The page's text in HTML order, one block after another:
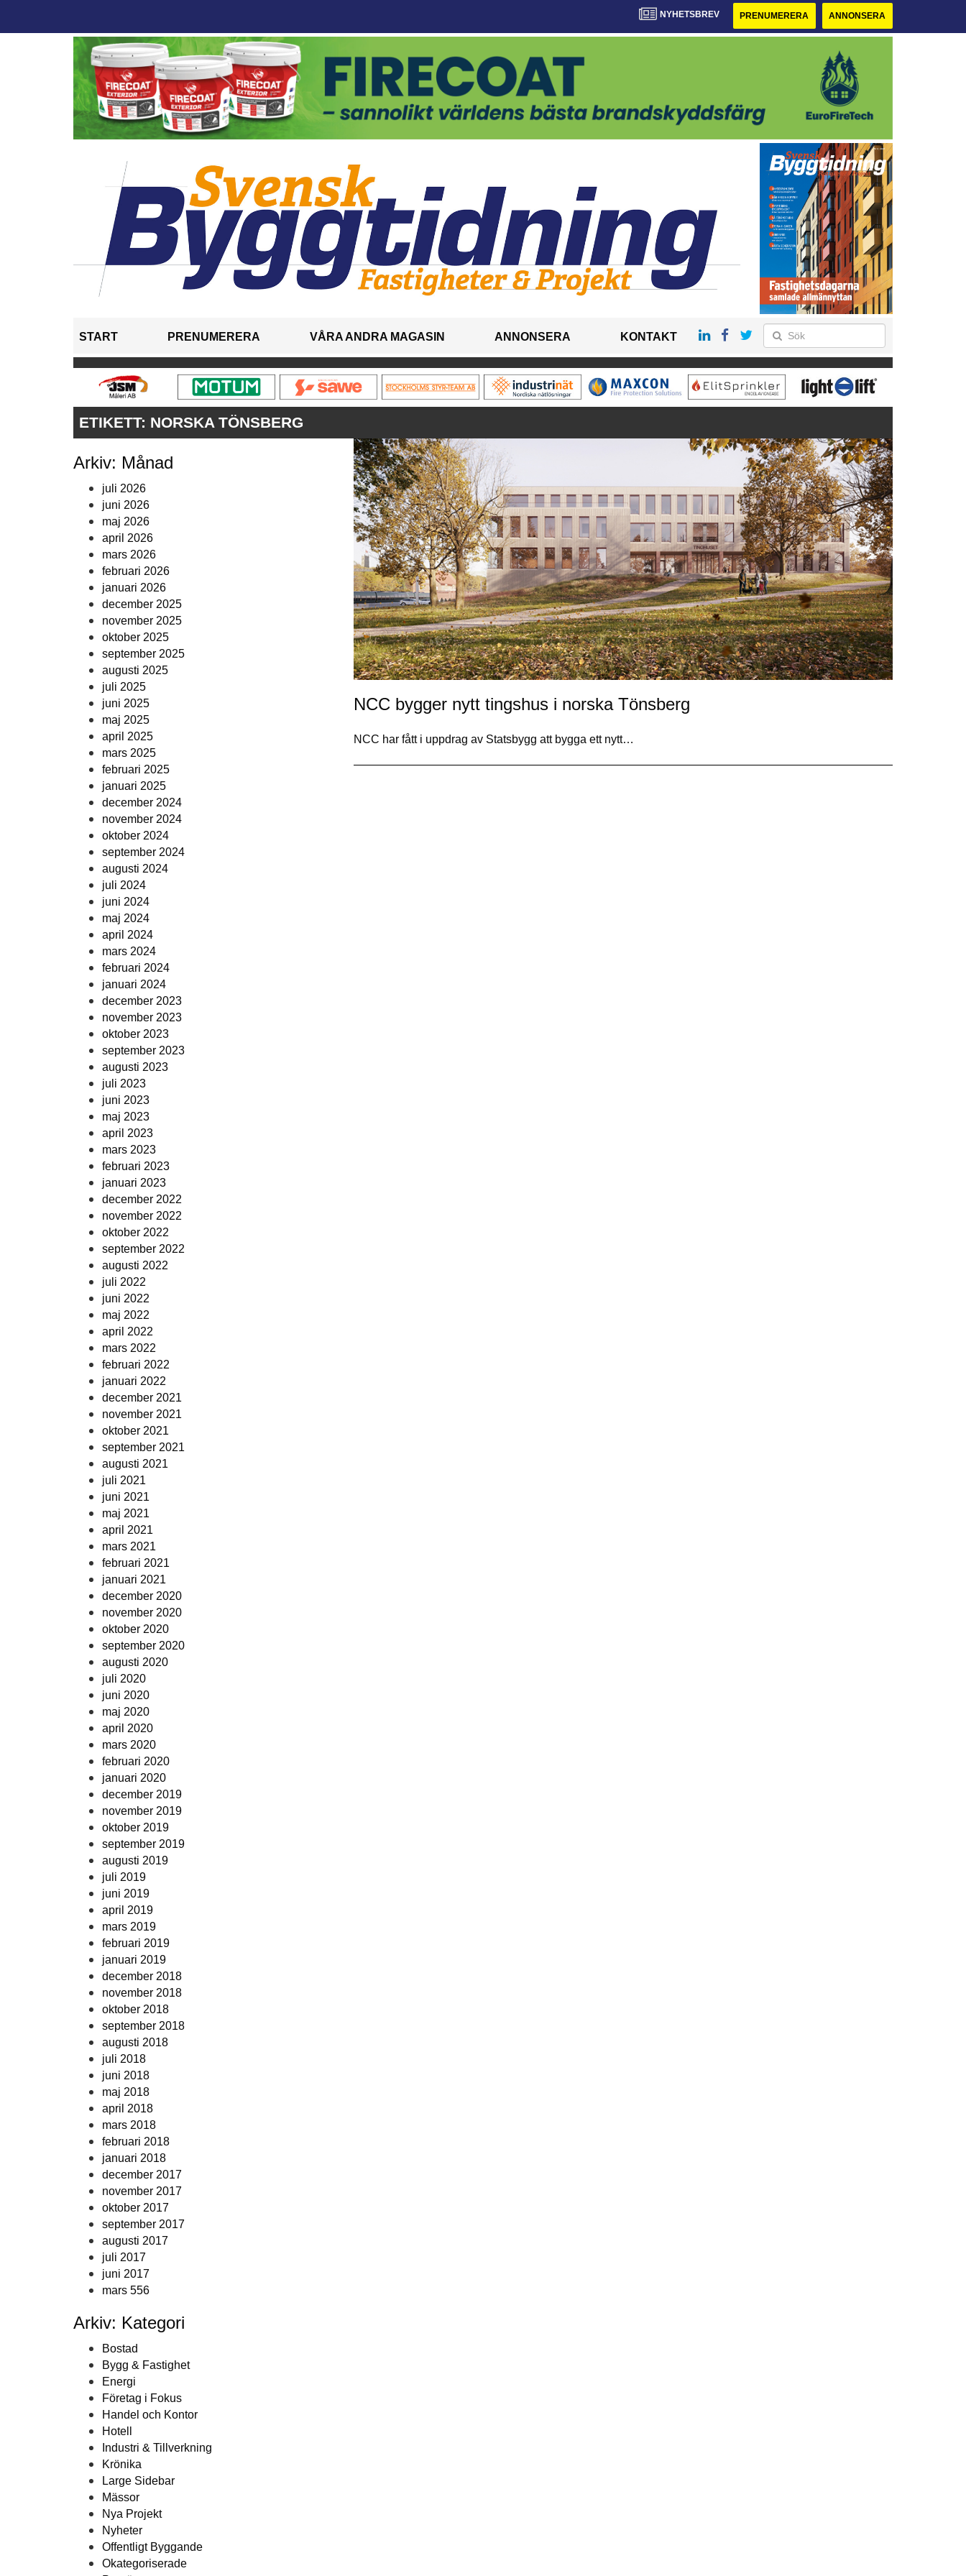
NYHETSBREV PRENUMERERA ANNONSERA
START PRENUMERERA VÅRA ANDRA MAGASIN ANNONSERA KONTAKT
ETIKETT: NORSKA TÖNSBERG
Arkiv: Månad
juli 2026
juni 2026
maj 2026
april 2026
mars 2026
februari 2026
januari 2026
december 2025
november 2025
oktober 2025
september 2025
augusti 2025
juli 2025
juni 2025
maj 2025
april 2025
mars 2025
februari 2025
januari 2025
december 2024
november 2024
oktober 2024
september 2024
augusti 2024
juli 2024
juni 2024
maj 2024
april 2024
mars 2024
februari 2024
januari 2024
december 2023
november 2023
oktober 2023
september 2023
augusti 2023
juli 2023
juni 2023
maj 2023
april 2023
mars 2023
februari 2023
januari 2023
december 2022
november 2022
oktober 2022
september 2022
augusti 2022
juli 2022
juni 2022
maj 2022
april 2022
mars 2022
februari 2022
januari 2022
december 2021
november 2021
oktober 2021
september 2021
augusti 2021
juli 2021
juni 2021
maj 2021
april 2021
mars 2021
februari 2021
januari 2021
december 2020
november 2020
oktober 2020
september 2020
augusti 2020
juli 2020
juni 2020
maj 2020
april 2020
mars 2020
februari 2020
januari 2020
december 2019
november 2019
oktober 2019
september 2019
augusti 2019
juli 2019
juni 2019
april 2019
mars 2019
februari 2019
januari 2019
december 2018
november 2018
oktober 2018
september 2018
augusti 2018
juli 2018
juni 2018
maj 2018
april 2018
mars 2018
februari 2018
januari 2018
december 2017
november 2017
oktober 2017
september 2017
augusti 2017
juli 2017
juni 2017
mars 556
Arkiv: Kategori
Bostad
Bygg & Fastighet
Energi
Företag i Fokus
Handel och Kontor
Hotell
Industri & Tillverkning
Krönika
Large Sidebar
Mässor
Nya Projekt
Nyheter
Offentligt Byggande
Okategoriserade
NCC bygger nytt tingshus i norska Tönsberg
NCC har fått i uppdrag av Statsbygg att bygga ett nytt…